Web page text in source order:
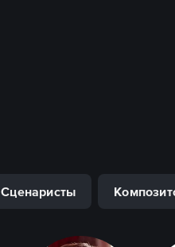
Сценаристы